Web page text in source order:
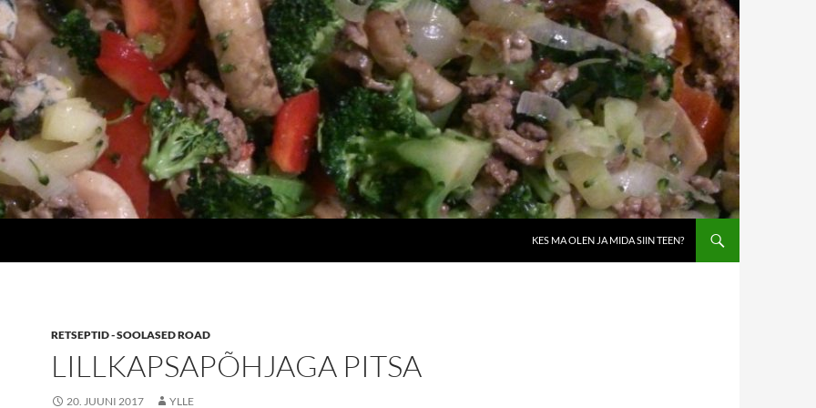
KES MA OLEN JA MIDA SIIN TEEN?
RETSEPTID - SOOLASED ROAD
LILLKAPSAPÕHJAGA PITSA
20. JUUNI 2017 YLLE